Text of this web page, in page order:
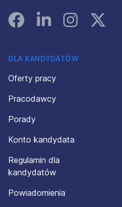
FacebookLinked InInstagramInstagram
DLA KANDYDATÓW
Oferty pracy
Pracodawcy
Porady
Konto kandydata
Regulamin dla
kandydatów
Powiadomienia